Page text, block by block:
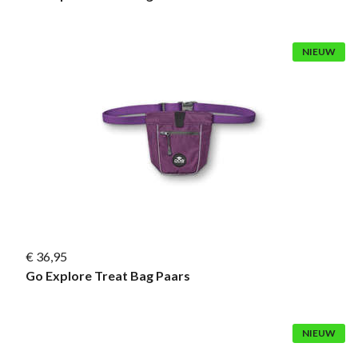
NIEUW
€ 36,95
Go Explore Treat Bag Paars
NIEUW